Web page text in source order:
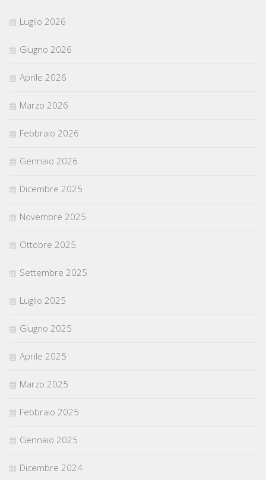
Luglio 2026
Giugno 2026
Aprile 2026
Marzo 2026
Febbraio 2026
Gennaio 2026
Dicembre 2025
Novembre 2025
Ottobre 2025
Settembre 2025
Luglio 2025
Giugno 2025
Aprile 2025
Marzo 2025
Febbraio 2025
Gennaio 2025
Dicembre 2024